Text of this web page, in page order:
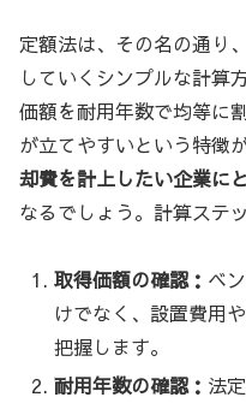
定額法は、その名の通り
していくシンプルな計算
価額を耐用年数で均等に
が立てやすいという特徴
却費を計上したい企業に
なるでしょう。計算ステ
取得価額の確認： ベ
けでなく、設置費用
把握します。
耐用年数の確認： 法